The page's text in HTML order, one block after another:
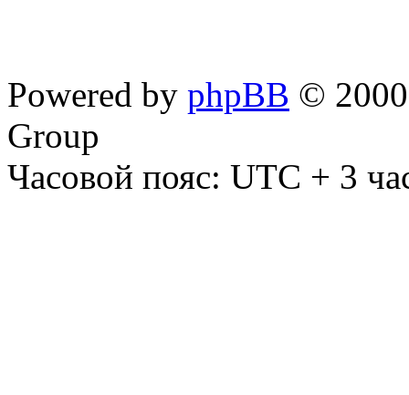
Powered by phpBB ©
Group
Часовой пояс: UTC + 3